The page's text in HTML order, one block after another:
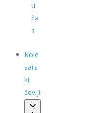
ti
ča
s
Kole
sars
ki
čevlji